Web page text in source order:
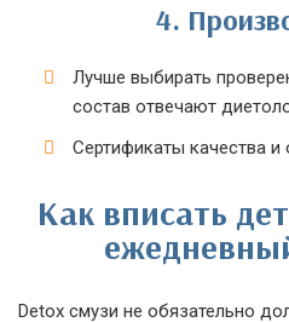
4.
Лучше выбирать
состав отвечают
Сертификаты качества
Как вписать
Detox смузи не обязательно